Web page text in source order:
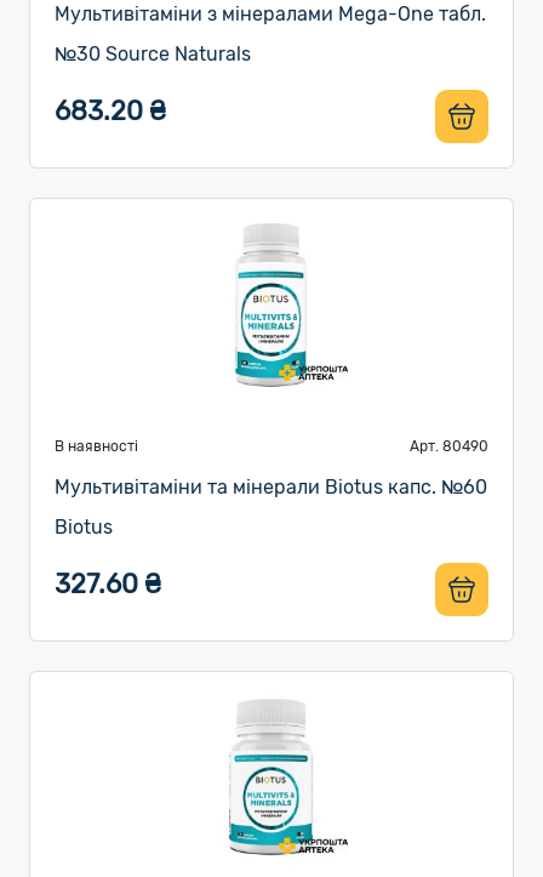
Мультивітаміни з мінералами Mega-One табл.
№30 Source Naturals
683.20 ₴
В наявності Арт. 80490
Мультивітаміни та мінерали Biotus капс. №60
Biotus
327.60 ₴